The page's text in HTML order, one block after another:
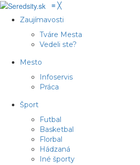
≡ ╳
Zaujímavosti
Tváre Mesta
Vedeli ste?
Mesto
Infoservis
Práca
Šport
Futbal
Basketbal
Florbal
Hádzaná
Iné športy